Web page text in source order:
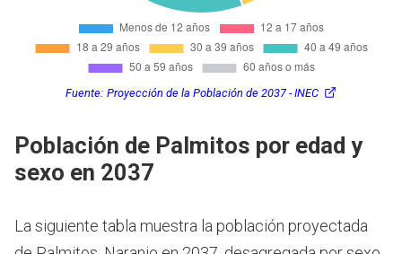
Fuente: Proyección de la Población de 2037 - INEC
Población de Palmitos por edad y
sexo en 2037
La siguiente tabla muestra la población proyectada